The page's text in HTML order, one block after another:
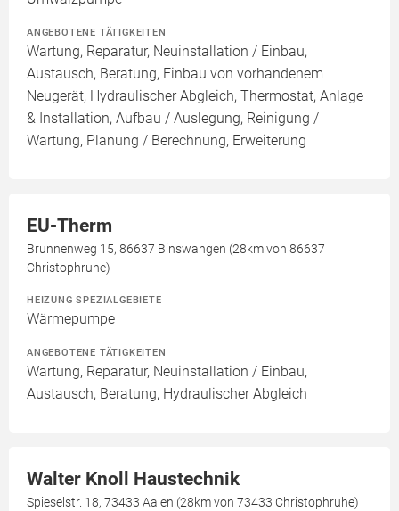
ANGEBOTENE TÄTIGKEITEN
Wartung, Reparatur, Neuinstallation / Einbau,
Austausch, Beratung, Einbau von vorhandenem
Neugerät, Hydraulischer Abgleich, Thermostat, Anlage
& Installation, Aufbau / Auslegung, Reinigung /
Wartung, Planung / Berechnung, Erweiterung
EU-Therm
Brunnenweg 15, 86637 Binswangen (28km von 86637
Christophruhe)
HEIZUNG SPEZIALGEBIETE
Wärmepumpe
ANGEBOTENE TÄTIGKEITEN
Wartung, Reparatur, Neuinstallation / Einbau,
Austausch, Beratung, Hydraulischer Abgleich
Walter Knoll Haustechnik
Spieselstr. 18, 73433 Aalen (28km von 73433 Christophruhe)